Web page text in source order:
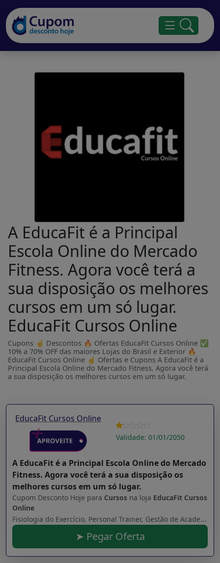
A EducaFit é a Principal
Escola Online do Mercado
Fitness. Agora você terá a
sua disposição os melhores
cursos em um só lugar.
EducaFit Cursos Online
Cupons ☝ Descontos 🔥 Ofertas EducaFit Cursos Online ✅
10% a 70% OFF das maiores Lojas do Brasil e Exterior 🔥
EducaFit Cursos Online ☝ Ofertas e Cupons A EducaFit é a
Principal Escola Online do Mercado Fitness. Agora você terá
a sua disposição os melhores cursos em um só lugar.
EducaFit Cursos Online
Validade: 01/01/2050
A EducaFit é a Principal Escola Online do Mercado
Fitness. Agora você terá a sua disposição os
melhores cursos em um só lugar.
Cupom Desconto Hoje para Cursos na loja EducaFit Cursos
Online
Fisiologia do Exercício, Personal Trainer, Gestão de Academias, Musculação, Biomecânica, Nutrição e Suplementação, Treinamento Funcional, Corrida, Fisioterapia, Medicina Esportiva, Atendimento, Vendas, Marketing, Lutas, Natação, entre muitos outros! Somos um canal de assinatura, como a NETFLIX. Por 39,90 você terá direito a acessar TODOS os cursos, certificados, simultaneamente, por um período de 30 dias. Se gostar, é só continuar... Assista nossas aulas gratuitas em nosso portal para conhecer a qualidade e verificar o quanto a Educafit pode lhe ajudar. Só clicar aqui: www.educafit.com.br Estamos inseridos em: CURSO LIVRE, legalizado, conforme Lei nº 9.394, Decreto Presidencial nº 5.154 e Normas da Resolução CNE (Conselho Nacional de Educação) nº 04/99 MEC. Resumindo, cursos técnicos profissionalizantes.
➤ Pegar Oferta